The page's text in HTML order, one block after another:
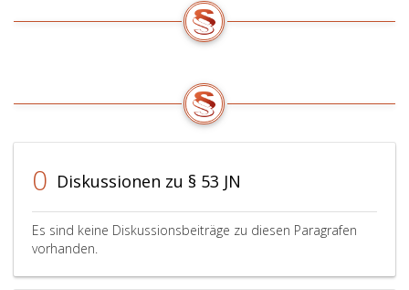
0 Diskussionen zu § 53 JN
Es sind keine Diskussionsbeiträge zu diesen Paragrafen
vorhanden.